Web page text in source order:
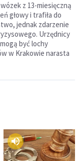
z 13-miesięczną
głowy i trafiła do
jednak zdarzenie
Urzędnicy
być lochy
w Krakowie narasta